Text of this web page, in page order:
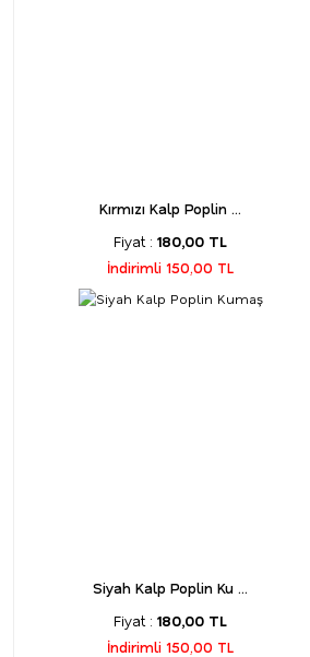
Kırmızı Kalp Poplin ...
Fiyat : 180,00 TL
İndirimli 150,00 TL
Siyah Kalp Poplin Ku ...
Fiyat : 180,00 TL
İndirimli 150,00 TL